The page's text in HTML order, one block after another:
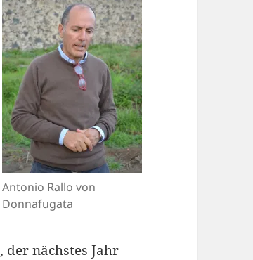
Antonio Rallo von
Donnafugata
der nächstes Jahr